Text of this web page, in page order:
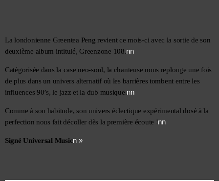
La londonienne Greentea Peng revient ce mois-ci avec la sortie de son
deuxième album intitulé, Greenzone 108.nn
Catégorisée dans la case neo-soul, la chanteuse nous replonge une fois
de plus dans un univers alternatif où les barrières tombent entre les
influences 90’s, le jazz et la dub musique.nn
Comme à son habitude, son univers éclectique expérimental dosé à la
perfection nous fait décoller dès la première écoute !nn
Signé Universal Musicn »